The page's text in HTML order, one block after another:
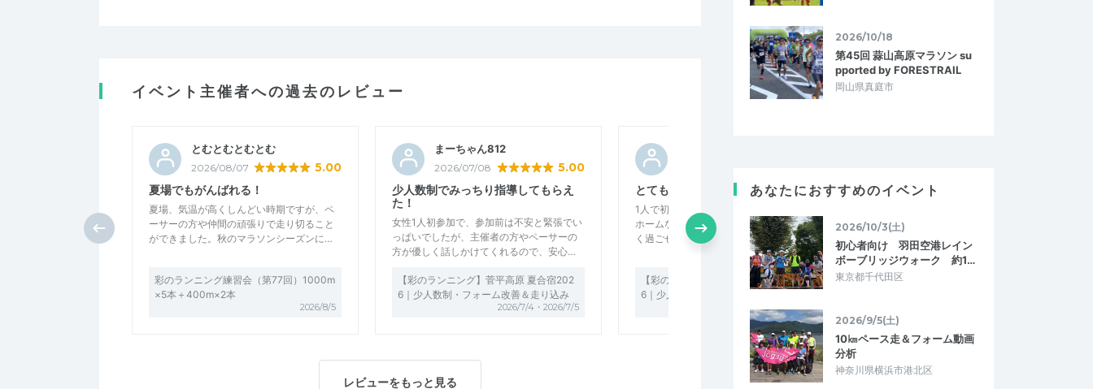
イベント主催者への過去のレビュー
とむとむとむとむ
2026/08/07 5.00
夏場でもがんばれる！
夏場、気温が高くしんどい時期ですが、ペ
ーサーの方や仲間の頑張りで走り切ること
ができました。秋のマラソンシーズンに…
彩のランニング練習会（第77回）1000m
×5本＋400m×2本
2026/8/5
まーちゃん812
2026/07/08 5.00
少人数制でみっちり指導してもらえ
た！
女性1人初参加で、参加前は不安と緊張でい
っぱいでしたが、主催者の方やペーサーの
方が優しく話しかけてくれるので、安心…
【彩のランニング】菅平高原 夏合宿202
6｜少人数制・フォーム改善＆走り込み
2026/7/4・2026/7/5
とてもいい練習ができました！
1人で初参加でしたが、全体がとてもアット
ホームな雰囲気で、最初から最後まで楽し
く過ごせました。 運営の方やペーサーの…
【彩のランニング】菅平高原 夏合宿202
6｜少人数制・フォーム改善＆走り込み
2026/7/4・2026/7/5
フルマラソンに向けた練習におすす
初めてだったのですがとても親切に指導し
て頂けました。 レベルに合わせてペースが
選べるのとランニングドリルもしっかり…
彩のランニング練習会（第70回）ショー
レビューをもっと見る
2026/10/18
第45回 蒜山高原マラソン su
pported by FORESTRAIL
岡山県真庭市
あなたにおすすめのイベント
2026/10/3(土)
初心者向け 羽田空港レイン
ボーブリッジウォーク 約1…
東京都千代田区
2026/9/5(土)
10㎞ペース走＆フォーム動画
分析
神奈川県横浜市港北区